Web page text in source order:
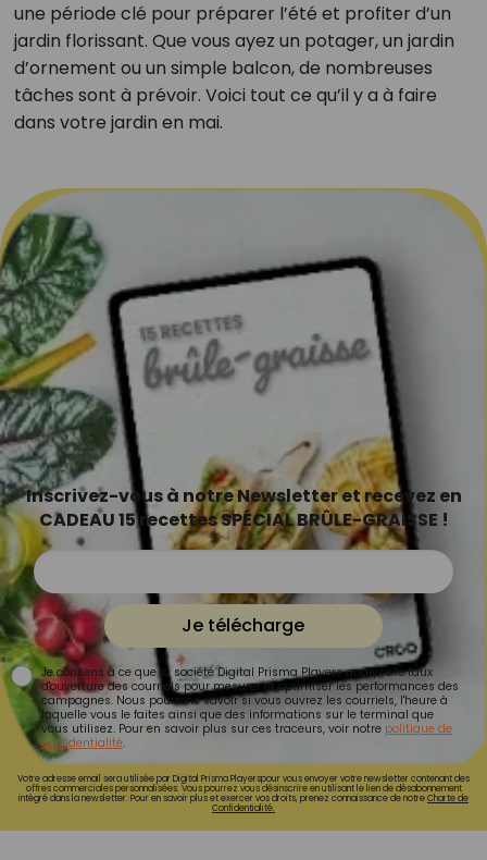
une période clé pour préparer l’été et profiter d’un
jardin florissant. Que vous ayez un potager, un jardin
d’ornement ou un simple balcon, de nombreuses
tâches sont à prévoir. Voici tout ce qu’il y a à faire
dans votre jardin en mai.
Inscrivez-vous à notre Newsletter et recevez en
CADEAU 15 recettes SPÉCIAL BRÛLE-GRAISSE !
Je télécharge
Je consens à ce que la société Digital Prisma Players analyse le taux
d'ouverture des courriels pour mesurer et optimiser les performances des
campagnes. Nous pourrons savoir si vous ouvrez les courriels, l'heure à
laquelle vous le faites ainsi que des informations sur le terminal que
vous utilisez. Pour en savoir plus sur ces traceurs, voir notre politique de
confidentialité.
Votre adresse email sera utilisée par Digital Prisma Playerspour vous envoyer votre newsletter contenant des
offres commerciales personnalisées. Vous pourrez vous désinscrire en utilisant le lien de désabonnement
intégré dans la newsletter. Pour en savoir plus et exercer vos droits, prenez connaissance de notreCharte de
Confidentialité.